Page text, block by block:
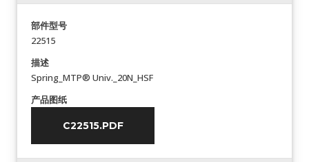
部件型号
22515
描述
Spring_MTP® Univ._20N_HSF
产品图纸
C22515.PDF